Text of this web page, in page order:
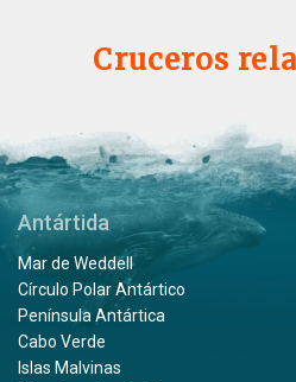
Cruceros
Antártida
Mar de Weddell
Círculo Polar Antártico
Península Antártica
Cabo Verde
Islas Malvinas